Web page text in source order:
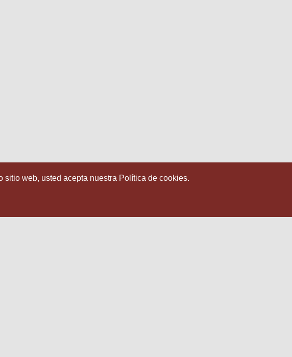
web, usted acepta nuestra Política de cookies.